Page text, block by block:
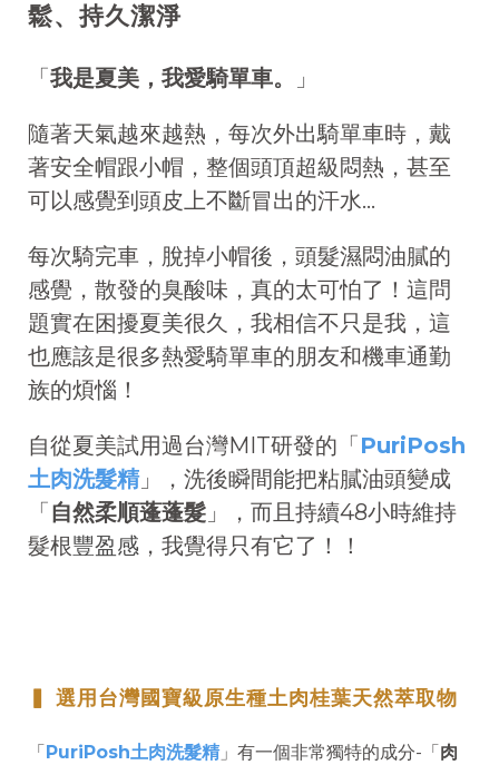
鬆、持久潔淨
「我是夏美，我愛騎單車。 」
隨著天氣越來越熱，每次外出騎單車時，戴
著安全帽跟小帽，整個頭頂超級悶熱，甚至
可以感覺到頭皮上不斷冒出的汗水...
每次騎完車，脫掉小帽後，頭髮濕悶油膩的
感覺，散發的臭酸味，真的太可怕了！這問
題實在困擾夏美很久，我相信不只是我，這
也應該是很多熱愛騎單車的朋友和機車通勤
族的煩惱！
自從夏美試用過台灣MIT研發的「PuriPosh
土肉洗髮精」，洗後瞬間能把粘膩油頭變成
「自然柔順蓬蓬髮 」，而且持續48小時維持
髮根豐盈感 ，我覺得只有它了！！
▍ 選用台灣國寶級原生種土肉桂葉天然萃取物
「PuriPosh土肉洗髮精」有一個非常獨特的成分-「肉